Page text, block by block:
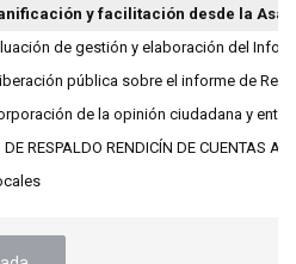
y facilitación desde la
de gestión y elaboración del
pública sobre el informe de
de la opinión ciudadana y
RESPALDO RENDICÍN DE CUENTAS